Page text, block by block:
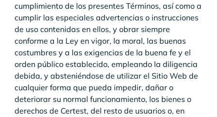
cumplimiento de los presentes Términos, así como a
cumplir las especiales advertencias o instrucciones
de uso contenidas en ellos, y obrar siempre
conforme a la Ley en vigor, la moral, las buenas
costumbres y a las exigencias de la buena fe y el
orden público establecido, empleando la diligencia
debida, y absteniéndose de utilizar el Sitio Web de
cualquier forma que pueda impedir, dañar o
deteriorar su normal funcionamiento, los bienes o
derechos de Certest, del resto de usuarios o, en